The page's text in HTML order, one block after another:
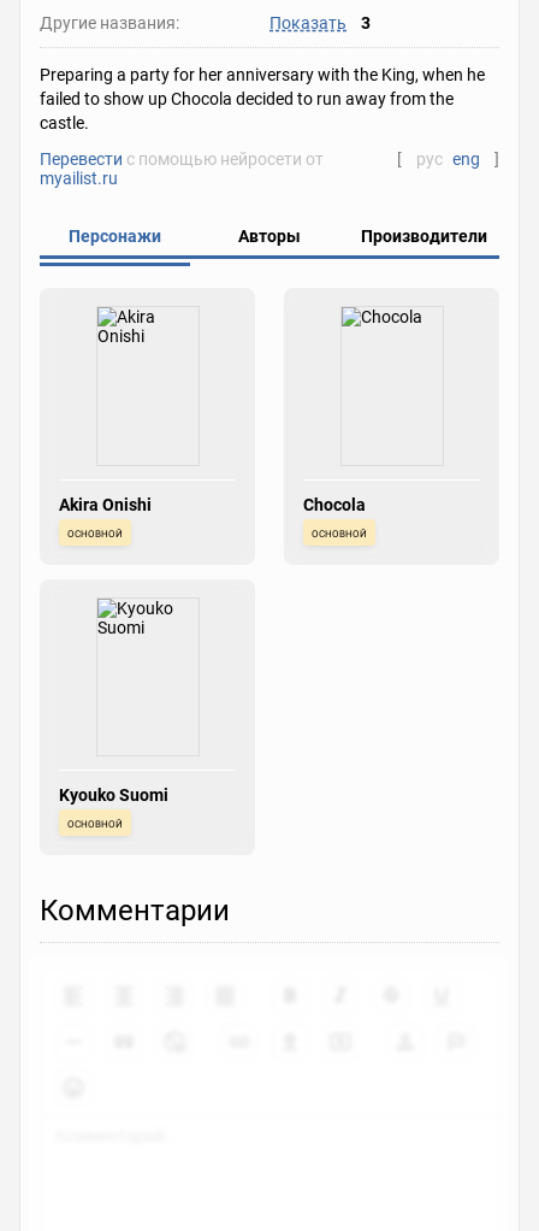
Другие названия:
Показать 3
Preparing a party for her anniversary with the King, when he
failed to show up Chocola decided to run away from the
castle.
Перевести с помощью нейросети от
myailist.ru
[ рус eng ]
Персонажи Авторы Производители
Akira Onishi
основной
Chocola
основной
Kyouko Suomi
основной
Комментарии